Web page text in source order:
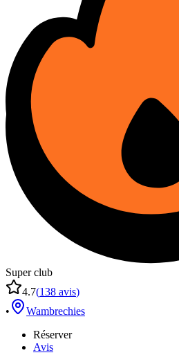
Super club
4.7(138 avis)
•
Wambrechies
Réserver
Avis